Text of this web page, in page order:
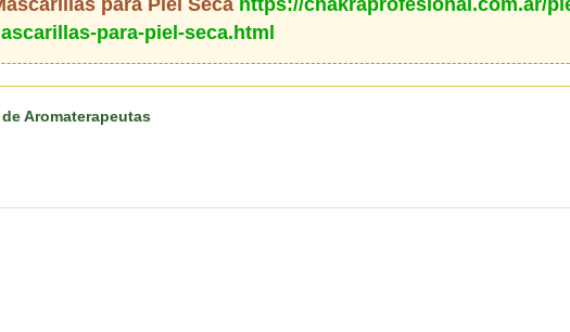
para Piel Seca https://chakraprofesional.com.ar/
para-piel-seca.html
Aromaterapeutas